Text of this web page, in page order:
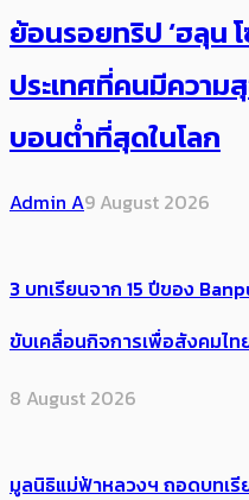
ย้อนรอยทริป ‘ฮลุน โ
ประเทศ​ที่คน​มีความ
บอนต่ำที่สุดในโลก
Admin A9 August 2026
3 บทเรียนจาก 15 ปีของ
ขับเคลื่อนกิจการเพื่อสังคมไ
8 August 2026
มูลนิธิแม่ฟ้าหลวงฯ ถอดบทเ